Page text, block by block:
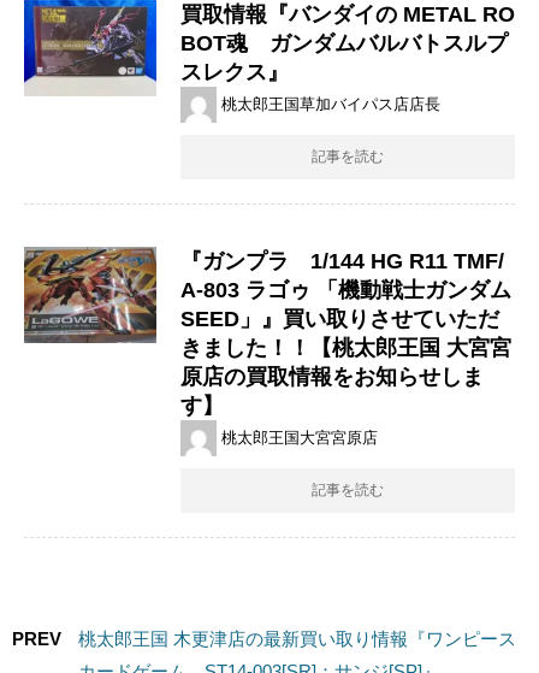
買取情報『バンダイの METAL ​RO
BOT魂 ガンダムバルバトスルプ
スレクス』
桃太郎王国草加バイパス店店長
記事を読む
『ガンプラ 1/144 ​HG ​R11 ​TMF/
A-803 ​ラゴゥ ​「機動戦士ガンダム
SEED」』買い取りさせていただ
きました！！【桃太郎王国 大宮宮
原店の買取情報をお知らせしま
す】
桃太郎王国大宮宮原店
記事を読む
PREV
桃太郎王国 木更津店の最新買い取り情報『ワンピース